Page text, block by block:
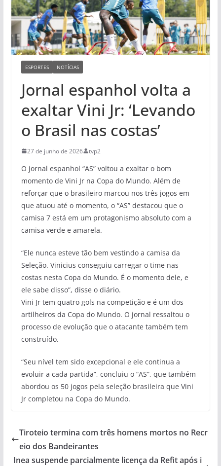
ESPORTES NOTÍCIAS
Jornal espanhol volta a
exaltar Vini Jr: ‘Levando
o Brasil nas costas’
27 de junho de 2026 tvp2
O jornal espanhol “AS” voltou a exaltar o bom
momento de Vini Jr na Copa do Mundo. Além de
reforçar que o brasileiro marcou nos três jogos em
que atuou até o momento, o “AS” destacou que o
camisa 7 está em um protagonismo absoluto com a
camisa verde e amarela.
“Ele nunca esteve tão bem vestindo a camisa da
Seleção. Vinicius conseguiu carregar o time nas
costas nesta Copa do Mundo. É o momento dele, e
ele sabe disso”, disse o diário.
Vini Jr tem quatro gols na competição e é um dos
artilheiros da Copa do Mundo. O jornal ressaltou o
processo de evolução que o atacante também tem
construído.
“Seu nível tem sido excepcional e ele continua a
evoluir a cada partida”, concluiu o “AS”, que também
abordou os 50 jogos pela seleção brasileira que Vini
Jr completou na Copa do Mundo.
Tiroteio termina com três homens mortos no Recr
eio dos Bandeirantes
Inea suspende parcialmente licença da Refit após i